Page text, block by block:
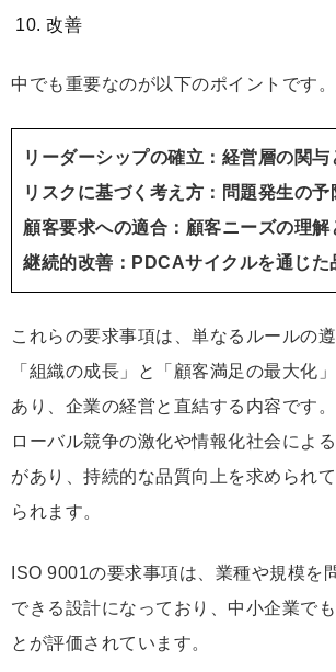
改善
中でも重要なのが以下のポイントです。
リーダーシップの確立：経営層の関
リスクに基づく考え方：問題発生の
顧客要求への適合：顧客ニーズの理解
継続的改善：PDCAサイクルを通じた
これらの要求事項は、単なるルールの遵
「組織の成長」と「顧客満足の最大化
あり、企業の経営と直結する内容です
ローバル競争の激化や情報化社会によ
があり、持続的な品質向上を求められ
られます。
ISO 9001の要求事項は、業種や規模を
できる設計になっており、中小企業で
とが評価されています。